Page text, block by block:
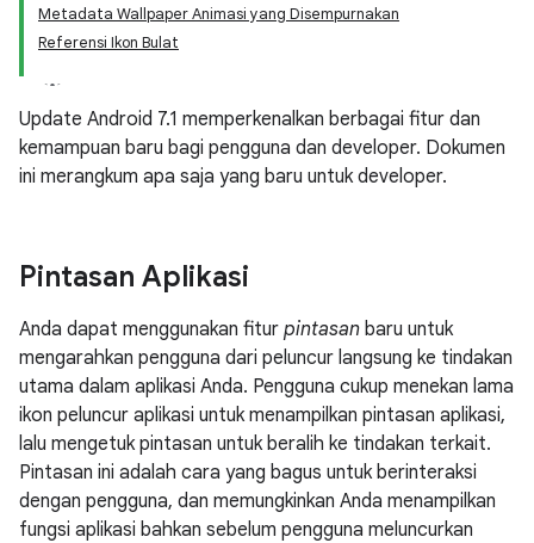
Metadata Wallpaper Animasi yang Disempurnakan
Referensi Ikon Bulat
Update Android 7.1 memperkenalkan berbagai fitur dan
kemampuan baru bagi pengguna dan developer. Dokumen
ini merangkum apa saja yang baru untuk developer.
Pintasan Aplikasi
Anda dapat menggunakan fitur pintasan baru untuk
mengarahkan pengguna dari peluncur langsung ke tindakan
utama dalam aplikasi Anda. Pengguna cukup menekan lama
ikon peluncur aplikasi untuk menampilkan pintasan aplikasi,
lalu mengetuk pintasan untuk beralih ke tindakan terkait.
Pintasan ini adalah cara yang bagus untuk berinteraksi
dengan pengguna, dan memungkinkan Anda menampilkan
fungsi aplikasi bahkan sebelum pengguna meluncurkan